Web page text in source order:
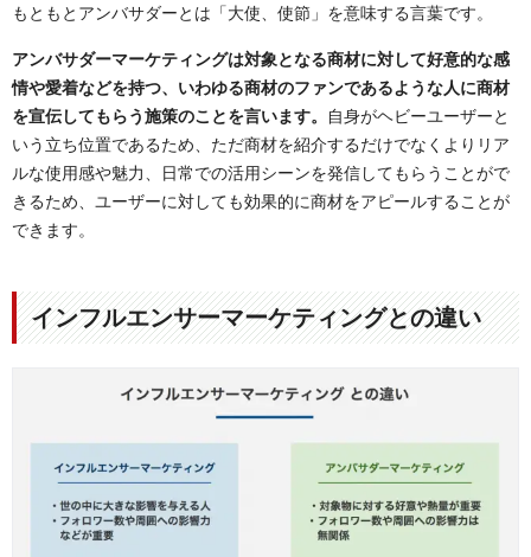
もともとアンバサダーとは「大使、使節」を意味する言葉です。
アンバサダーマーケティングは対象となる商材に対して好意的な感
情や愛着などを持つ、いわゆる商材のファンであるような人に商材
を宣伝してもらう施策のことを言います。
自身がヘビーユーザーと
いう立ち位置であるため、ただ商材を紹介するだけでなくよりリア
ルな使用感や魅力、日常での活用シーンを発信してもらうことがで
きるため、ユーザーに対しても効果的に商材をアピールすることが
できます。
インフルエンサーマーケティングとの違い